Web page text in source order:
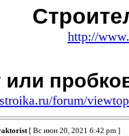
http://
или
forum/
[ Вс июн 20, 2021 6:42 pm ]